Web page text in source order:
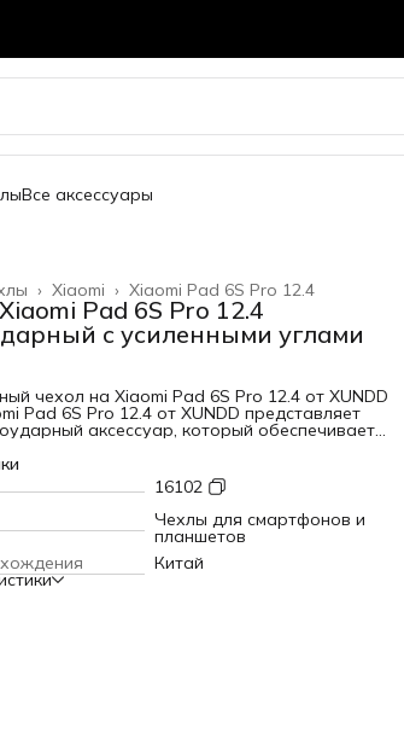
Все аксессуары
Xiaomi Pad 6S Pro 12.4
Xiaomi ›
›
Pad 6S Pro 12.4
с усиленными углами
чехол на Xiaomi Pad 6S Pro 12.4 от XUNDD
Pad 6S Pro 12.4 от XUNDD представляет
аксессуар, который обеспечивает
вашего планшета. Изготовленный из
и термопластичного полиуретана,
усиленными углами с "воздушной
позволяет ему принимать на себя удар при
панель чехла выполнена из прозрачного
что придает ему стильный и современный вид.
оснащен бортиком для защиты камеры, что
безопасность при
планшета. В целом, чехол на Xiaomi Pad 6S Pro
16102
Чехлы для смартфонов и
планшетов
Китай